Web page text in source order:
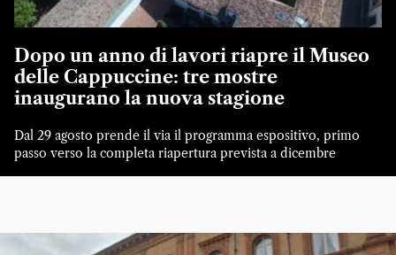
Dopo un anno di lavori riapre il Museo
delle Cappuccine: tre mostre
inaugurano la nuova stagione
Dal 29 agosto prende il via il programma espositivo, primo
passo verso la completa riapertura prevista a dicembre